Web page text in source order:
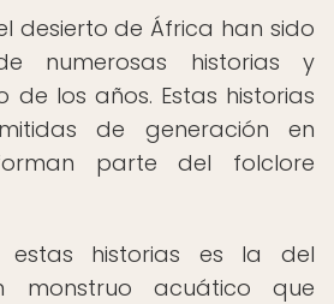
desierto de África han sido
numerosas historias y
los años. Estas historias
de generación en
parte del folclore
estas historias es la del
monstruo acuático que